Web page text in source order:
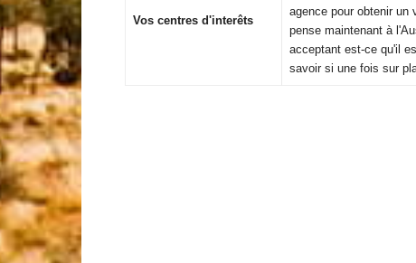
Vos centres d'interêts
agence pour obtenir
pense maintenant à
acceptant est-ce qu'il
savoir si une fois sur